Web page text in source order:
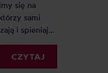
się na
sami
i spieniają
–
kawa
CZYTAJ